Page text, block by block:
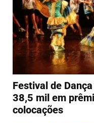
Festival de
38,5 mil em
colocações